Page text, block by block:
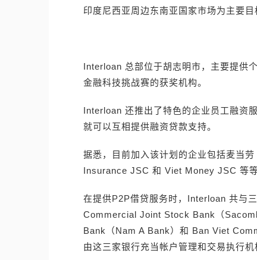
印度尼西亚周边东南亚国家市场为主要目
Interloan 总部位于胡志明市，主要提供
金融科技挑战赛的获奖机构。
Interloan 还推出了特色的企业员工融资
就可以互相提供融资贷款支持。
据悉，目前加入该计划的企业包括麦当
Insurance JSC 和 Viet Money JSC 等等
在提供P2P借贷服务时，Interloan 共与
Commercial Joint Stock Bank（
Bank（Nam A Bank）和 Ban Viet
由这三家银行充当帐户管理和交易执行机